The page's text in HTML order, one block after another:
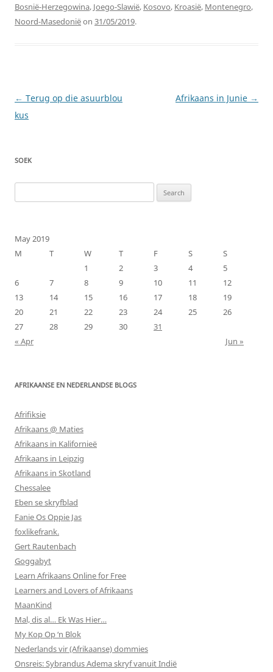
Bosnië-Herzegowina, Joego-Slawië, Kosovo, Kroasië, Montenegro,
Noord-Masedoniëon 31/05/2019.
Post
navigation
← Terug op die asuurblou
kus
Afrikaans in Junie →
SOEK
for:
May 2019
M
T W T F S
S
1
2 3 4
5
6
7 8 9 10 11
12
13
14 15 16 17 18
19
20
21 22 23 24 25
26
27
28 29 30
31
« Apr
Jun »
AFRIKAANSE EN NEDERLANDSE BLOGS
Afrifiksie
Afrikaans @ Maties
Afrikaans in Kalifornieë
Afrikaans in Leipzig
Afrikaans in Skotland
Chessalee
Eben se skryfblad
Fanie Os Oppie Jas
foxlikefrank.
Gert Rautenbach
Goggabyt
Learn Afrikaans Online for Free
Learners and Lovers of Afrikaans
MaanKind
Mal, dis al… Ek Was Hier…
My Kop Op ‘n Blok
Nederlands vir (Afrikaanse) dommies
Onsreis: Sybrandus Adema skryf vanuit Indië